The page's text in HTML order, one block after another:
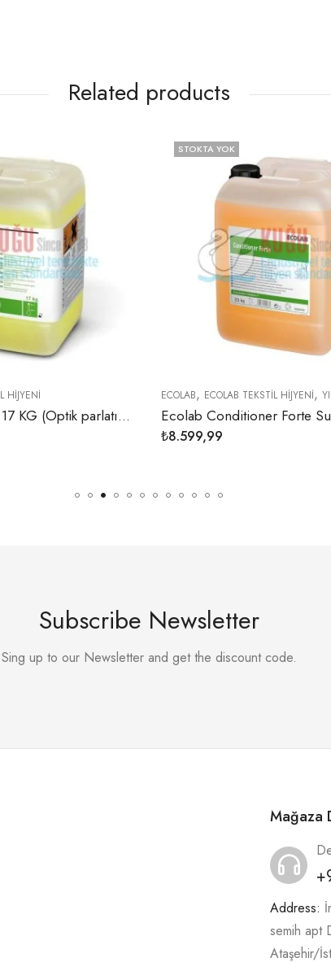
Related products
Ecolab Turbo Plus 17 KG (Optik parlatıcı içeren konsantre sıvı deterjan)
STOKTA YOK
,ECOLAB TEKSTİL HİJYENİ, YIKAMA
8.599,99
Subscribe Newsletter
Sing up to our Newsletter and get the discount code.
Mağaza
Address:
semih apt
Ataşehir/